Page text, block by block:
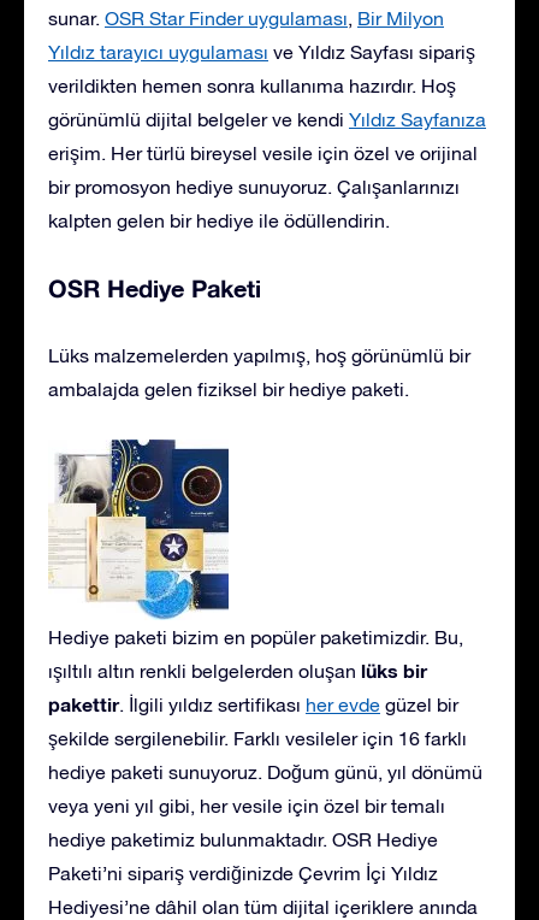
sunar. OSR Star Finder uygulaması, Bir Milyon
Yıldız tarayıcı uygulaması ve Yıldız Sayfası sipariş
verildikten hemen sonra kullanıma hazırdır. Hoş
görünümlü dijital belgeler ve kendi Yıldız Sayfanıza
erişim. Her türlü bireysel vesile için özel ve orijinal
bir promosyon hediye sunuyoruz. Çalışanlarınızı
kalpten gelen bir hediye ile ödüllendirin.
OSR Hediye Paketi
Lüks malzemelerden yapılmış, hoş görünümlü bir
ambalajda gelen fiziksel bir hediye paketi.
Hediye paketi bizim en popüler paketimizdir. Bu,
ışıltılı altın renkli belgelerden oluşan lüks bir
pakettir. İlgili yıldız sertifikası her evde güzel bir
şekilde sergilenebilir. Farklı vesileler için 16 farklı
hediye paketi sunuyoruz. Doğum günü, yıl dönümü
veya yeni yıl gibi, her vesile için özel bir temalı
hediye paketimiz bulunmaktadır. OSR Hediye
Paketi’ni sipariş verdiğinizde Çevrim İçi Yıldız
Hediyesi’ne dâhil olan tüm dijital içeriklere anında